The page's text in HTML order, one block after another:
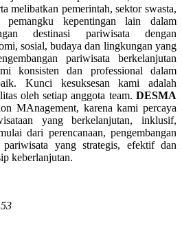
melibatkan pemerintah, sektor swasta,
pemangku kepentingan lain dalam
destinasi pariwisata dengan
sosial, budaya dan lingkungan yang
pariwisata berkelanjutan
konsisten dan professional dalam
Kunci kesuksesan kami adalah
oleh setiap anggota team. DESMA
MAnagement, karena kami percaya
yang berkelanjutan, inklusif,
dari perencanaan, pengembangan
pariwisata yang strategis, efektif dan
keberlanjutan.